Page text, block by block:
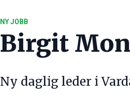
NY JOBB
Birgit
Ny daglig leder i